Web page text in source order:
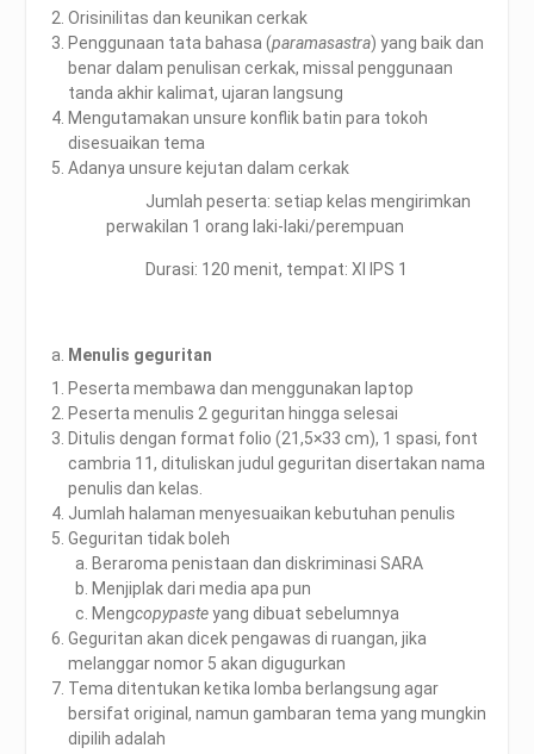
Orisinilitas dan keunikan cerkak
Penggunaan tata bahasa (paramasastra) yang baik dan
benar dalam penulisan cerkak, missal penggunaan
tanda akhir kalimat, ujaran langsung
Mengutamakan unsure konflik batin para tokoh
disesuaikan tema
Adanya unsure kejutan dalam cerkak
Jumlah peserta: setiap kelas mengirimkan
perwakilan 1 orang laki-laki/perempuan
Durasi: 120 menit, tempat: XI IPS 1
Menulis geguritan
Peserta membawa dan menggunakan laptop
Peserta menulis 2 geguritan hingga selesai
Ditulis dengan format folio (21,5×33 cm), 1 spasi, font
cambria 11, dituliskan judul geguritan disertakan nama
penulis dan kelas.
Jumlah halaman menyesuaikan kebutuhan penulis
Geguritan tidak boleh
Beraroma penistaan dan diskriminasi SARA
Menjiplak dari media apa pun
Mengcopypasteyang dibuat sebelumnya
Geguritan akan dicek pengawas di ruangan, jika
melanggar nomor 5 akan digugurkan
Tema ditentukan ketika lomba berlangsung agar
bersifat original, namun gambaran tema yang mungkin
dipilih adalah